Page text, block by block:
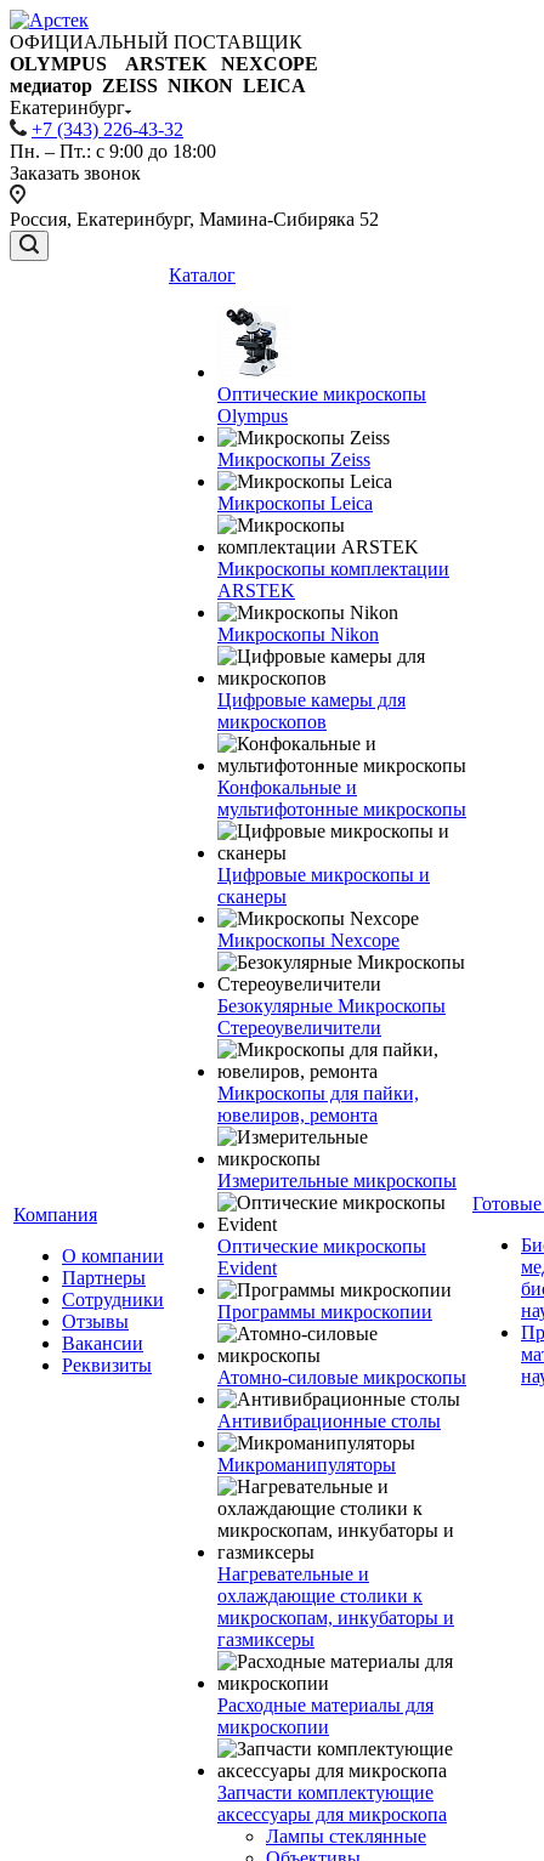
ОФИЦИАЛЬНЫЙ ПОСТАВЩИК
OLYMPUS ARSTEK NEXCOPE
медиатор ZEISS NIKON LEICA
Екатеринбург
+7 (343) 226-43-32
Пн. – Пт.: с 9:00 до 18:00
Заказать звонок
Россия, Екатеринбург, Мамина-Сибиряка 52
Компания
О компании
Партнеры
Сотрудники
Отзывы
Вакансии
Реквизиты
Каталог
Оптические микроскопы
Olympus
Микроскопы Zeiss
Микроскопы Leica
Микроскопы комплектации
ARSTEK
Микроскопы Nikon
Цифровые камеры для
микроскопов
Конфокальные и
мультифотонные микроскопы
Цифровые микроскопы и
сканеры
Микроскопы Nexcope
Безокулярные Микроскопы
Стереоувеличители
Микроскопы для пайки,
ювелиров, ремонта
Измерительные микроскопы
Оптические микроскопы
Evident
Программы микроскопии
Атомно-силовые микроскопы
Антивибрационные столы
Микроманипуляторы
Нагревательные и
охлаждающие столики к
микроскопам, инкубаторы и
газмиксеры
Расходные материалы для
микроскопии
Запчасти комплектующие
аксессуары для микроскопа
Лампы стеклянные